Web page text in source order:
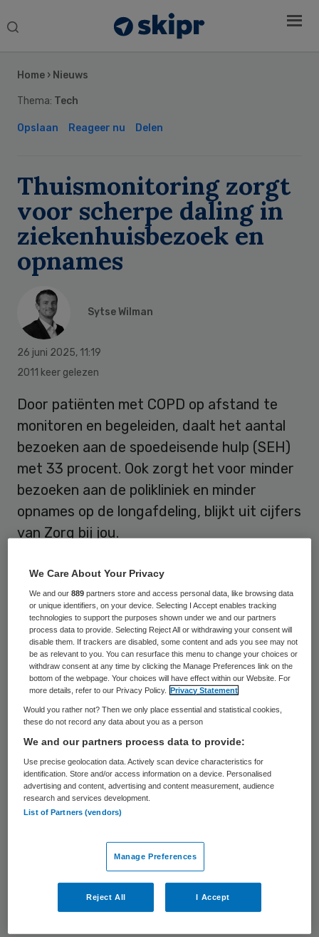
Search
Home › Nieuws
Thema: Tech
Opslaan Reageer nu Delen
Thuismonitoring zorgt
voor scherpe daling in
ziekenhuisbezoek en
opnames
Sytse Wilman
26 juni 2025, 11:19
2011 keer gelezen
Door patiënten met COPD op afstand te
monitoren en begeleiden, daalt het aantal
bezoeken aan de spoedeisende hulp (SEH)
met 33 procent. Ook zorgt het voor minder
bezoeken aan de polikliniek en minder
opnames op de longafdeling, blijkt uit cijfers
van Zorg bij jou.
Vanaf maart 2023 kunnen COPD-patiënten
hybride zorg ontvangen via Zorg bij jou. Dat
initiatief van de zeven Santeon-
ziekenhuizen – waar de cijfers vandaan
komen – probeert momenteel als
zelfstandige coöperatie schaalbare
thuismonitoring op poten te zetten. De
patiënten die roken of weinig bewegen daar
specifieke informatie over. Ook vullen ze op
afstand vragenlijsten in en kunnen ze
contact opnemen met een verpleegkundige
in het medisch service centrum. Onlangs
sloot Spijkernisse Medisch Centrum als
eerste niet-Santeon-ziekenhuisaan.
Sidebar
We Care About Your Privacy
We and our889 partners store and access personal data, like browsing data
or unique identifiers, on your device. Selecting I Accept enables tracking
technologies to support the purposes shown under we and our partners
process data to provide. Selecting Reject All or withdrawing your consent will
disable them. If trackers are disabled, some content and ads you see may not
be as relevant to you. You can resurface this menu to change your choices or
withdraw consent at any time by clicking the Manage Preferences link on the
bottom of the webpage. Your choices will have effect within our Website. For
more details, refer to our Privacy Policy.
Privacy Statement
Would you rather not? Then we only place essential and statistical cookies,
these do not record any data about you as a person
We and our partners process data to provide:
Use precise geolocation data. Actively scan device characteristics for
identification. Store and/or access information on a device. Personalised
advertising and content, advertising and content measurement, audience
research and services development.
List of Partners (vendors)
Manage Preferences
Reject All I Accept